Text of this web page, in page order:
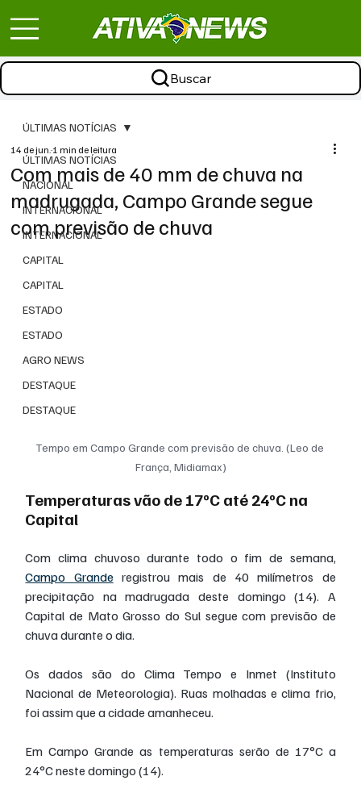
Buscar
ÚLTIMAS NOTÍCIAS
NACIONAL
INTERNACIONAL
INTERNACIONAL
CAPITAL
CAPITAL
ESTADO
ESTADO
AGRO NEWS
DESTAQUE
DESTAQUE
ÚLTIMAS NOTÍCIAS
Com mais de 40 mm de chuva na
madrugada, Campo Grande segue
com previsão de chuva
14 de jun.1 min de leitura
Tempo em Campo Grande com previsão de chuva. (Leo de
França, Midiamax)
Temperaturas vão de 17ºC até 24ºC na
Capital
Campo Grande registrou mais de 40 milímetros de
precipitação na madrugada deste domingo (14). A
Capital de Mato Grosso do Sul segue com previsão de
chuva durante o dia.
Os dados são do Clima Tempo e Inmet (Instituto
Nacional de Meteorologia). Ruas molhadas e clima frio,
foi assim que a cidade amanheceu.
Em Campo Grande as temperaturas serão de 17°C a
24°C neste domingo (14).